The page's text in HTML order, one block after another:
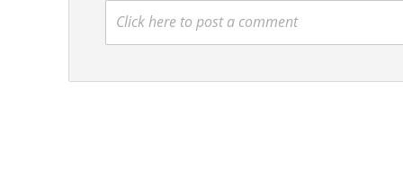
Click here to post a comment